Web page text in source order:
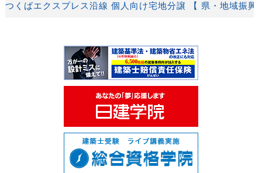
つくばエクスプレス沿線 個人向け宅地分譲 【 県・地域振興